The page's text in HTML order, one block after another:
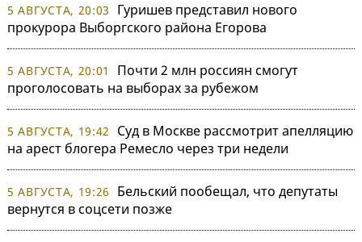
5 АВГУСТА, 20:03
Гуришев представил нового
прокурора Выборгского района Егорова
5 АВГУСТА, 20:01
Почти 2 млн россиян смогут
проголосовать на выборах за рубежом
5 АВГУСТА, 19:42
Суд в Москве рассмотрит апелляцию
на арест блогера Ремесло через три недели
5 АВГУСТА, 19:26
Бельский пообещал, что депутаты
вернутся в соцсети позже